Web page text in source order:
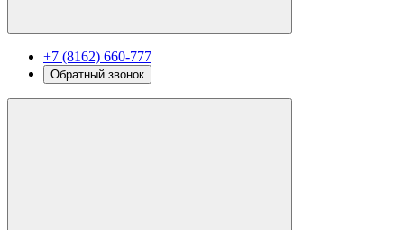
+7 (8162) 660-777
Обратный звонок